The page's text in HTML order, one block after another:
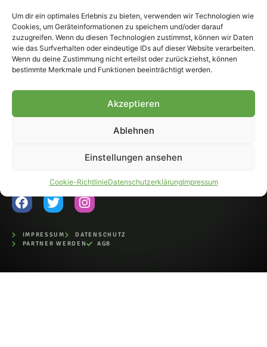
Um dir ein optimales Erlebnis zu bieten, verwenden wir Technologien wie
Cookies, um Geräteinformationen zu speichern und/oder darauf
zuzugreifen. Wenn du diesen Technologien zustimmst, können wir Daten
wie das Surfverhalten oder eindeutige IDs auf dieser Website verarbeiten.
Wenn du deine Zustimmung nicht erteilst oder zurückziehst, können
bestimmte Merkmale und Funktionen beeinträchtigt werden.
Akzeptieren
Ablehnen
Einstellungen ansehen
Cookie-RichtlinieDatenschutzerklärungImpressum
© 2007-2026 Fohlen-Hautnah.de
– Alle rechte vorbehalten.
Fohlen-Hautnah.de ist ein
offiziell eingetragenes Magazin
bei der Deutschen
Nationalbibliothek (ISSN 1868-
auszugsweise, nur mit
IMPRESSUM
DATENSCHUTZ
PARTNER WERDEN
AGB